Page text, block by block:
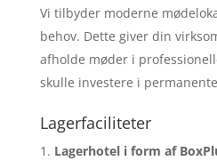
Vi tilbyder moderne
behov. Dette giver din
afholde møder i
skulle investere i
Lagerfaciliteter
Lagerhotel i form af